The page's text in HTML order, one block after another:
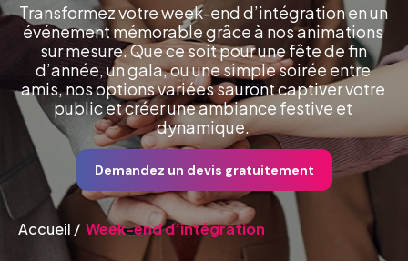
Transformez votre week-end d’intégration en un
événement mémorable grâce à nos animations
sur mesure. Que ce soit pour une fête de fin
d’année, un gala, ou une simple soirée entre
amis, nos options variées sauront captiver votre
public et créer une ambiance festive et
dynamique.
Demandez un devis gratuitement
Accueil / Week-end d’intégration